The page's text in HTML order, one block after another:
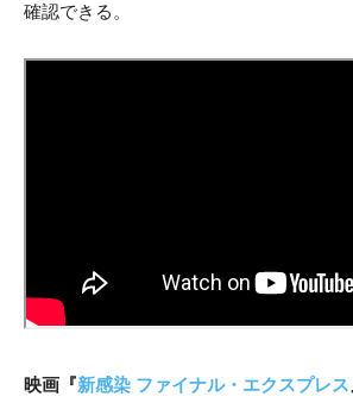
確認できる。
映画『新感染 ファイナル・エクスプレス